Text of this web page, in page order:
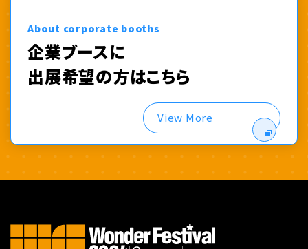
About corporate booths
企業ブースに
出展希望の方はこちら
View More